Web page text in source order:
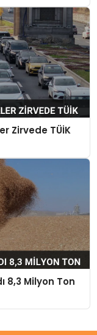
Zirvede TÜİK
8,3 Milyon Ton